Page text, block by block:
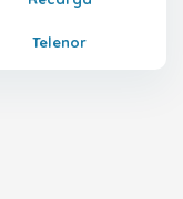
Telenor